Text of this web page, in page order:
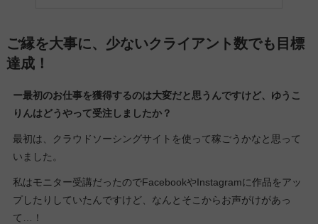
ご縁を大事に、少ないクライアント数でも目標
達成！
ー最初のお仕事を獲得するのは大変だと思うんですけど、ゆうこ
りんはどうやって受注しましたか？
最初は、クラウドソーシングサイトを使って稼ごうかなと思って
いました。
私はモニター受講だったのでFacebookやInstagramに作品をアッ
プしたりしていたんですけど、なんとそこからお声がけがあっ
て…！